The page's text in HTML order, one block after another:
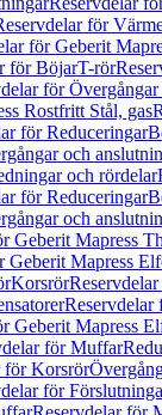
för
för Geberit
för BöjarT-rör
för
Rostfritt Stål, gas
för Reduceringar
och
och rördelar
för Reduceringar
och
Geberit Mapress
Geberit Mapress
Korsrör
Reservdelar
Geberit Mapress
för Muffar
för Korsrör
för